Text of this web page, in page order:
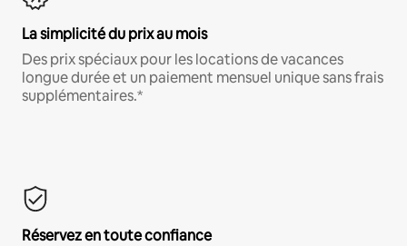
La simplicité du prix au mois
Des prix spéciaux pour les locations de vacances
longue durée et un paiement mensuel unique sans frais
supplémentaires.*
Réservez en toute confiance